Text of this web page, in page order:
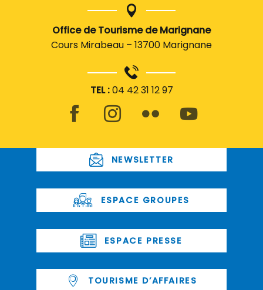
Office de Tourisme de Marignane
Cours Mirabeau – 13700 Marignane
TEL :04 42 31 12 97
NEWSLETTER
ESPACE GROUPES
ESPACE PRESSE
TOURISME D’AFFAIRES